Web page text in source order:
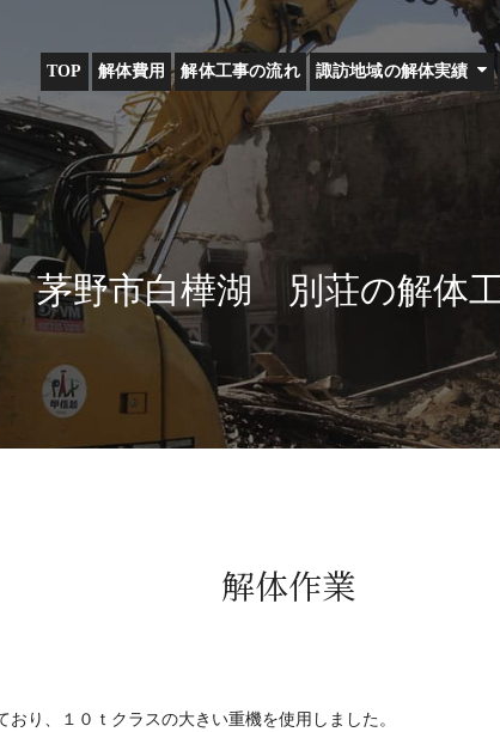
TOP 解体費用 解体工事の流れ 諏訪地域の解体実績
茅野市白樺湖 別荘の解体
解体作業
り、１０ｔクラスの大きい重機を使用しました。